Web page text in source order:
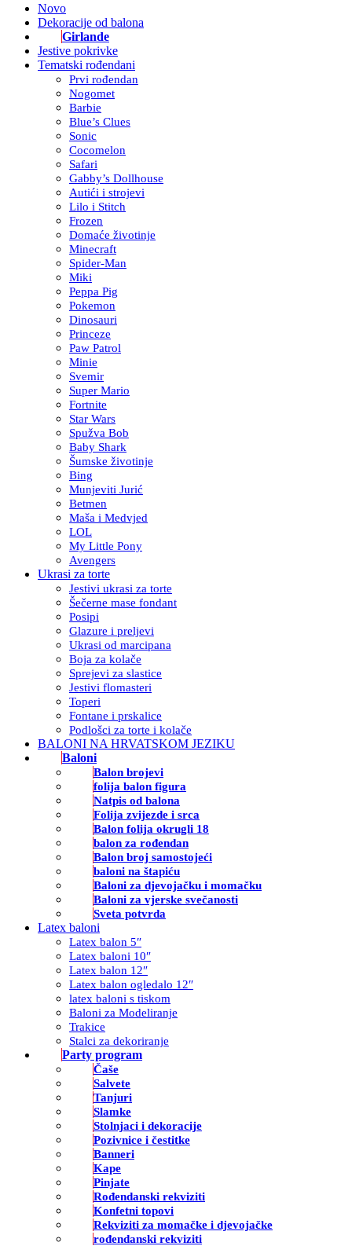
Novo
Dekoracije od balona
Girlande
Jestive pokrivke
Tematski rođendani
Prvi rođendan
Nogomet
Barbie
Blue’s Clues
Sonic
Cocomelon
Safari
Gabby’s Dollhouse
Autići i strojevi
Lilo i Stitch
Frozen
Domaće životinje
Minecraft
Spider-Man
Miki
Peppa Pig
Pokemon
Dinosauri
Princeze
Paw Patrol
Minie
Svemir
Super Mario
Fortnite
Star Wars
Spužva Bob
Baby Shark
Šumske životinje
Bing
Munjeviti Jurić
Betmen
Maša i Medvjed
LOL
My Little Pony
Avengers
Ukrasi za torte
Jestivi ukrasi za torte
Šečerne mase fondant
Posipi
Glazure i preljevi
Ukrasi od marcipana
Boja za kolače
Sprejevi za slastice
Jestivi flomasteri
Toperi
Fontane i prskalice
Podlošci za torte i kolače
BALONI NA HRVATSKOM JEZIKU
Baloni
Balon brojevi
folija balon figura
Natpis od balona
Folija zvijezde i srca
Balon folija okrugli 18
balon za rođendan
Balon broj samostojeći
baloni na štapiću
Baloni za djevojačku i momačku
Baloni za vjerske svečanosti
Sveta potvrda
Latex baloni
Latex balon 5″
Latex baloni 10″
Latex balon 12″
Latex balon ogledalo 12″
latex baloni s tiskom
Baloni za Modeliranje
Trakice
Stalci za dekoriranje
Party program
Čaše
Salvete
Tanjuri
Slamke
Stolnjaci i dekoracije
Pozivnice i čestitke
Banneri
Kape
Pinjate
Rođendanski rekviziti
Konfetni topovi
Rekviziti za momačke i djevojačke
rođendanski rekviziti